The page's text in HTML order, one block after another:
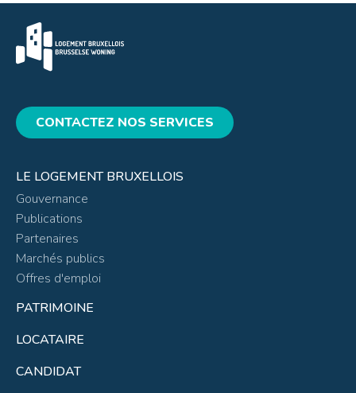
CONTACTEZ NOS SERVICES
LE LOGEMENT BRUXELLOIS
Gouvernance
Publications
Partenaires
Marchés publics
Offres d'emploi
PATRIMOINE
LOCATAIRE
CANDIDAT